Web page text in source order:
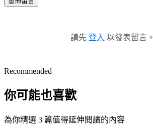
請先 登入 以發表留言。
Recommended
你可能也喜歡
為你精選 3 篇值得延伸閱讀的內容